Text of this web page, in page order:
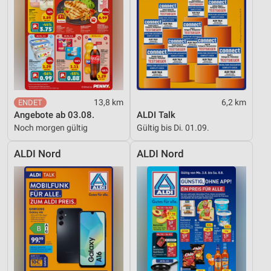
13,8 km
Angebote ab 03.08.
Noch morgen gültig
6,2 km
ALDI Talk
Gültig bis Di. 01.09.
ALDI Nord ALDI Nord
Entwicklung und Verbesserung der Angebote
Verwendung reduzierter Daten zur Auswahl von
Inhalten
IAB-Besonderheiten:
Verwendung genauer Standortdaten
Geräte anhand von aktiv angeforderten
Informationen identifizieren
Nicht-IAB-Verarbeitungszwecke:
Notwendig
Performance
Funktional
Werbung